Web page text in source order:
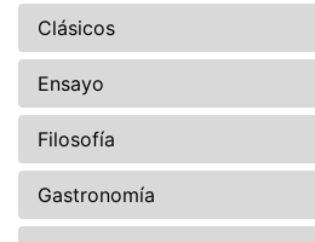
Clásicos
Ensayo
Filosofía
Gastronomía